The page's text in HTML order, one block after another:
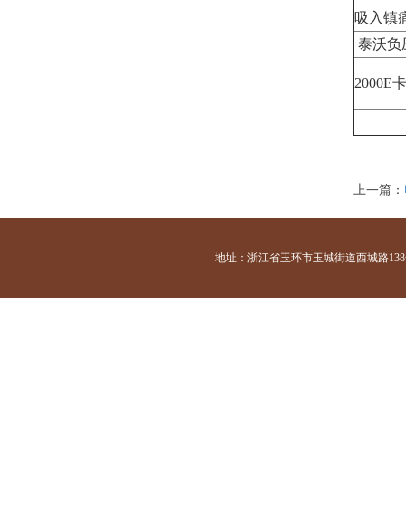
吸入镇
泰沃负
2000E
上一篇：
地址：浙江省玉环市玉城街道西城路